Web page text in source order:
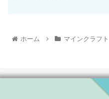
ホーム マインクラフト